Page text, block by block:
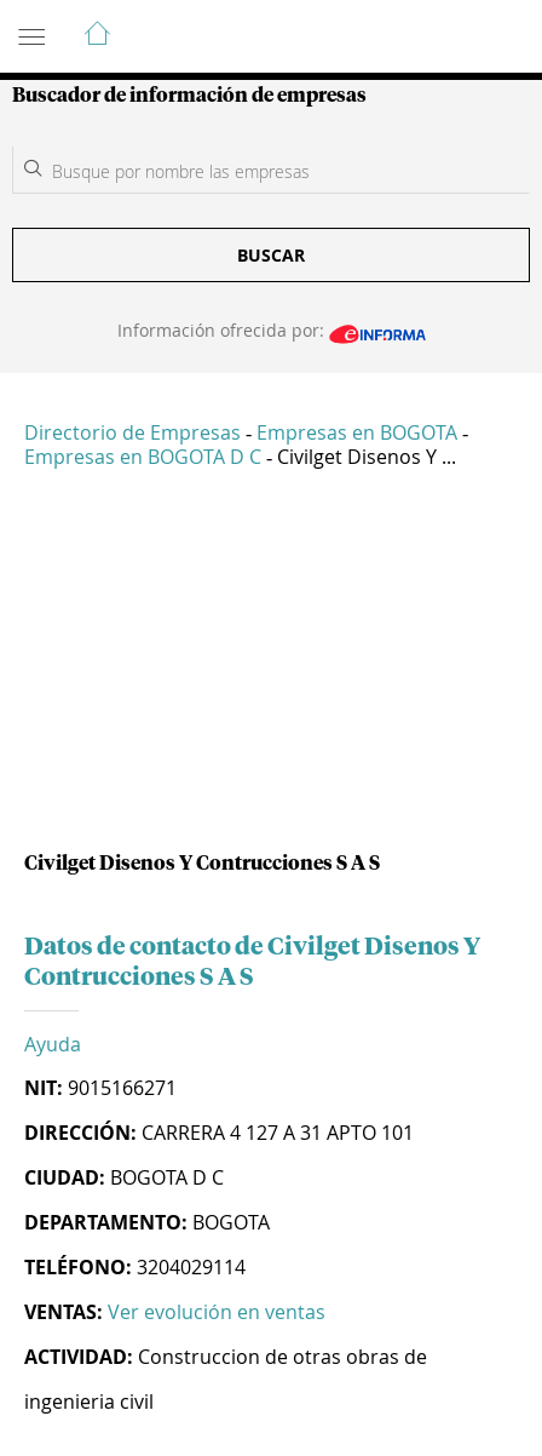
Guía de Empresas Colombianas
Buscador de información de empresas
BUSCAR
Información ofrecida por:
Directorio de Empresas - Empresas en BOGOTA -
Empresas en BOGOTA D C - Civilget Disenos Y ...
Civilget Disenos Y Contrucciones S A S
Datos de contacto de Civilget Disenos Y
Contrucciones S A S
Ayuda
NIT: 9015166271
DIRECCIÓN: CARRERA 4 127 A 31 APTO 101
CIUDAD: BOGOTA D C
DEPARTAMENTO: BOGOTA
TELÉFONO: 3204029114
VENTAS: Ver evolución en ventas
ACTIVIDAD: Construccion de otras obras de
ingenieria civil